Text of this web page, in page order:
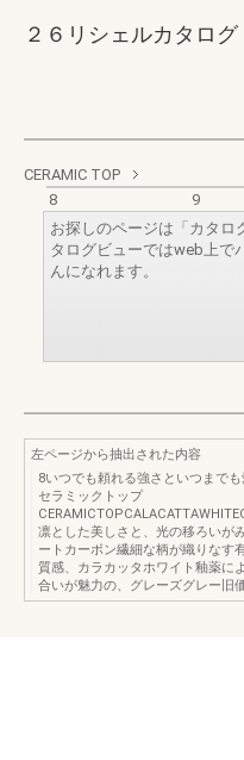
２６リシェルカタロ
CERAMIC TOP
8
9
お探しのページは「カタロ
タログビューではweb上で
んになれます。
左ページから抽出された内容
8いつでも頼れる強さといつまで
セラミックトップ
凛とした美しさと、光の移ろいが
ートカーボン繊細な柄が織りなす
質感、カラカッタホワイト釉薬に
合いが魅力の、グレーズグレー旧